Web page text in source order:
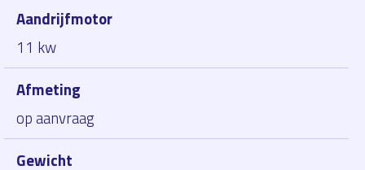
Aandrijfmotor
11 kw
Afmeting
op aanvraag
Gewicht